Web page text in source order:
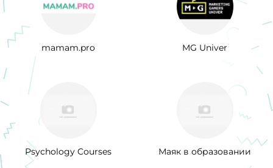
mamam.pro MG Univer
Psychology Courses Маяк в образовании